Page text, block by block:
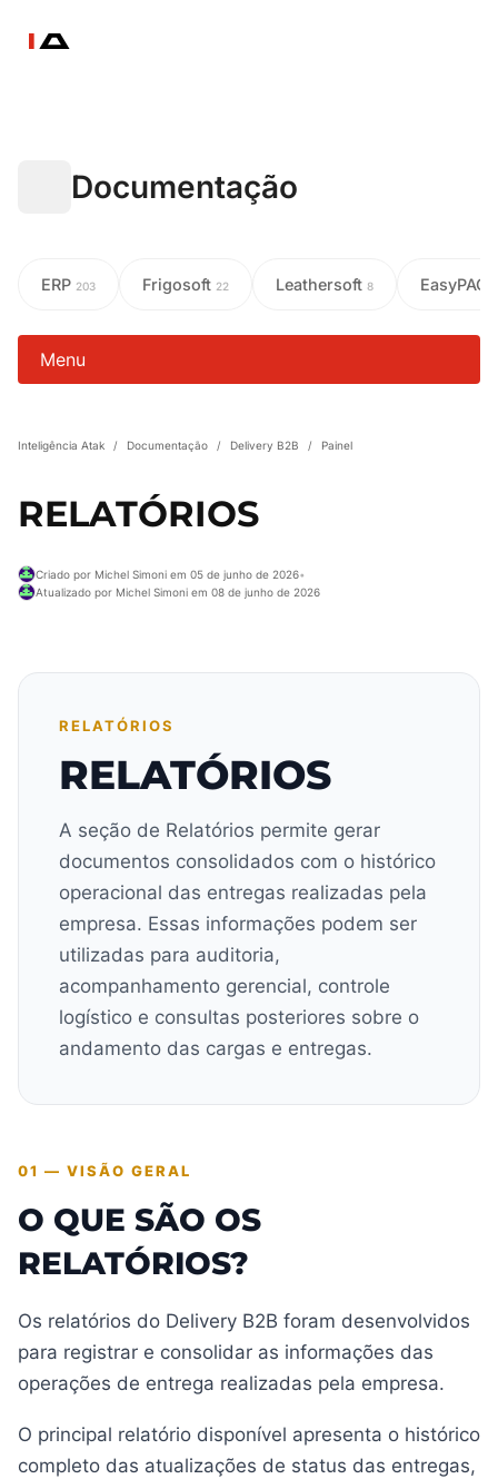
Documentação
ERP 203 Frigosoft 22 Leathersoft 8 EasyPAC
Menu
Inteligência Atak / Documentação / Delivery B2B / Painel
RELATÓRIOS
Criado por Michel Simoni em 05 de junho de 2026•
Atualizado por Michel Simoni em 08 de junho de 2026
RELATÓRIOS
RELATÓRIOS
A seção de Relatórios permite gerar
documentos consolidados com o histórico
operacional das entregas realizadas pela
empresa. Essas informações podem ser
utilizadas para auditoria,
acompanhamento gerencial, controle
logístico e consultas posteriores sobre o
andamento das cargas e entregas.
01 — VISÃO GERAL
O QUE SÃO OS
RELATÓRIOS?
Os relatórios do Delivery B2B foram desenvolvidos
para registrar e consolidar as informações das
operações de entrega realizadas pela empresa.
O principal relatório disponível apresenta o histórico
completo das atualizações de status das entregas,